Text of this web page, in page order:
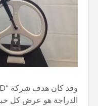
الدراجة هو عرض كل